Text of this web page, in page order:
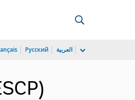
Русский العربية